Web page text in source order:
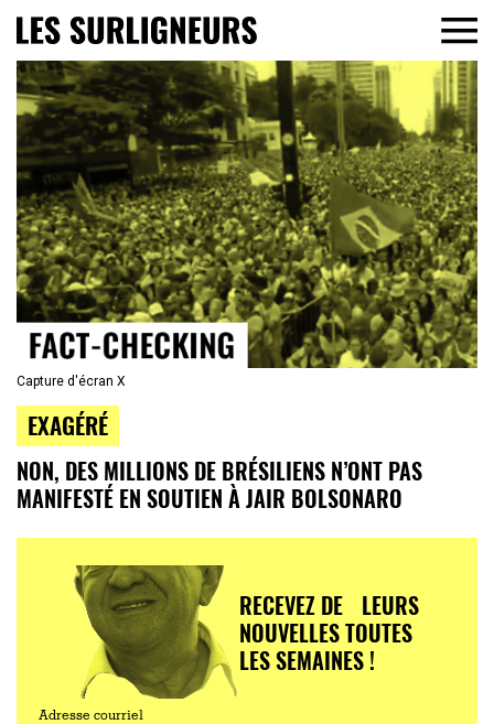
Capture d'écran X
EXAGÉRÉ
NON, DES MILLIONS DE BRÉSILIENS N’ONT PAS
MANIFESTÉ EN SOUTIEN À JAIR BOLSONARO
RECEVEZ DE LEURS
NOUVELLES TOUTES
LES SEMAINES !
Adresse courriel